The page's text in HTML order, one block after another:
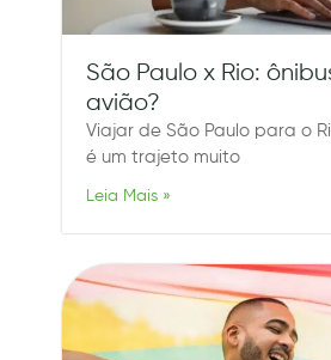
São Paulo x Rio:
avião?
Viajar de São Paulo para o
é um trajeto muito
Leia Mais »